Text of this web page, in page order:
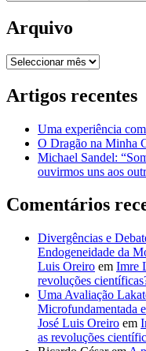
Arquivo
Arquivo
Artigos recentes
Uma experiência
O Dragão na Minha
Michael Sandel:
ouvirmos uns aos
Comentários
Divergências e
Endogeneidade da
Luis Oreiro em Imre
revoluções
Uma Avaliação
Microfundamentada
José Luis Oreiro em
as revoluções